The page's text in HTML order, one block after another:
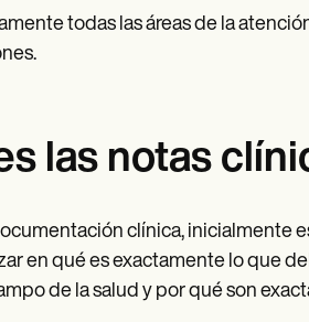
todas las áreas de la
las notas
clínica, inicialmente
en qué es exactamente lo que
de la salud y por qué son